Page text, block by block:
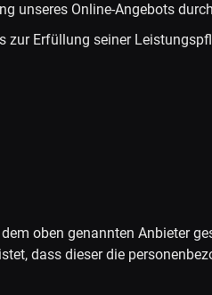
unseres Online-Angebots
zur Erfüllung seiner
oben genannten Anbieter
dass dieser die